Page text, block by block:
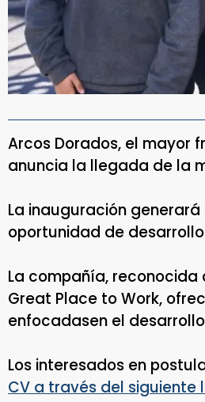
Arcos Dorados, el mayor
anuncia la llegada de la
La inauguración
oportunidad de
La compañía,
Great Place to Work,
enfocadasen el
Los interesados en
CV a través del siguiente